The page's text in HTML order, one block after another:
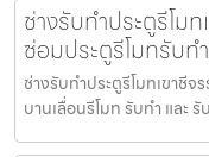
ช่างรับทำประตูรีโม
ซ่อมประตูรีโมทรับท
ช่างรับทำประตูรีโมทเขาชี
บานเลื่อนรีโมท รับทำ และ